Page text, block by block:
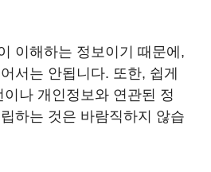
이해하는 정보이기 때문에,
서는 안됩니다. 또한, 쉽게
나 개인정보와 연관된 정
하는 것은 바람직하지 않습